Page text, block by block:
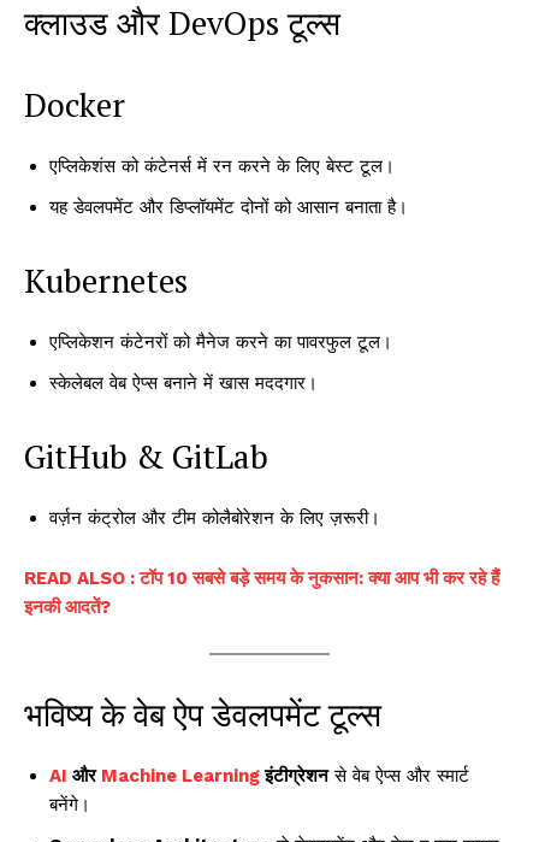
क्लाउड और DevOps टूल्स
Docker
एप्लिकेशंस को कंटेनर्स में रन करने के लिए बेस्ट टूल।
यह डेवलपमेंट और डिप्लॉयमेंट दोनों को आसान बनाता है।
Kubernetes
एप्लिकेशन कंटेनरों को मैनेज करने का पावरफुल टूल।
स्केलेबल वेब ऐप्स बनाने में खास मददगार।
GitHub & GitLab
वर्ज़न कंट्रोल और टीम कोलैबोरेशन के लिए ज़रूरी।
READ ALSO : टॉप 10 सबसे बड़े समय के नुकसान: क्या आप भी कर रहे हैं
इनकी आदतें?
भविष्य के वेब ऐप डेवलपमेंट टूल्स
AI और Machine Learningइंटीग्रेशनसे वेब ऐप्स और स्मार्ट
बनेंगे।